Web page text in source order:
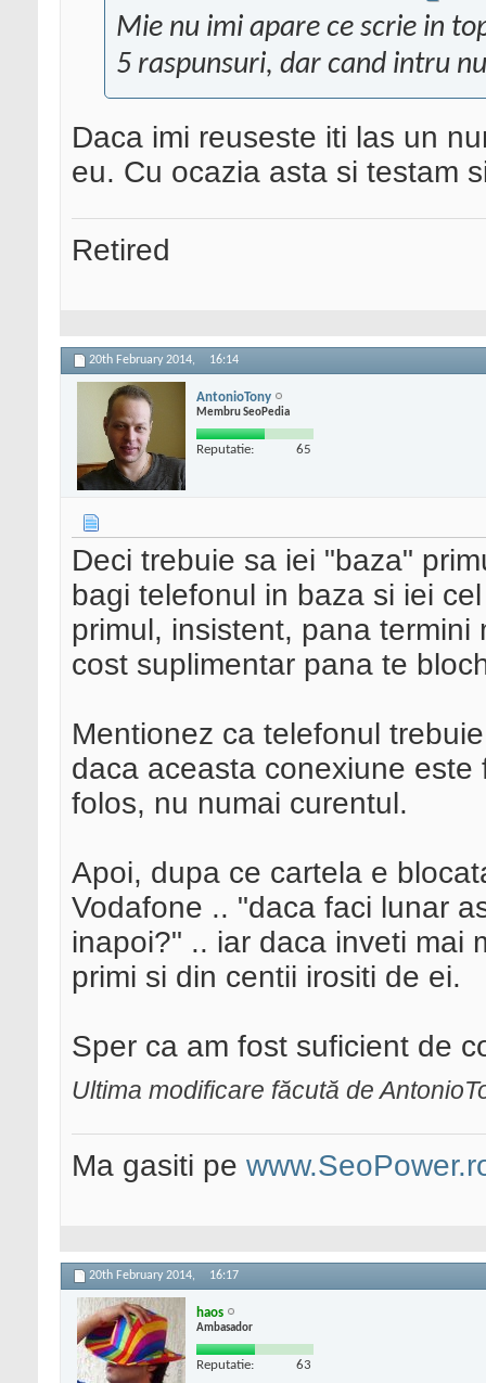
Mie nu imi apare ce scrie in
5 raspunsuri, dar cand intru
Daca imi reuseste iti las un
eu. Cu ocazia asta si testam
Retired
20th February 2014, 16:14
AntonioTony
Membru SeoPedia
Reputatie: 65
Deci trebuie sa iei "baza"
bagi telefonul in baza si iei
primul, insistent, pana
cost suplimentar pana te
Mentionez ca telefonul
daca aceasta conexiune
folos, nu numai curentul.
Apoi, dupa ce cartela e
Vodafone .. "daca faci lunar
inapoi?" .. iar daca inveti mai
primi si din centii irositi de ei.
Sper ca am fost suficient de
Ultima modificare făcută de
Ma gasiti pe
20th February 2014, 16:17
haos
Ambasador
Reputatie: 63